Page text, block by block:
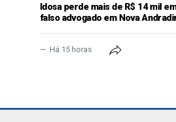
Idosa perde mais de R$ 14 mil
falso advogado em Nova
Há 15 horas